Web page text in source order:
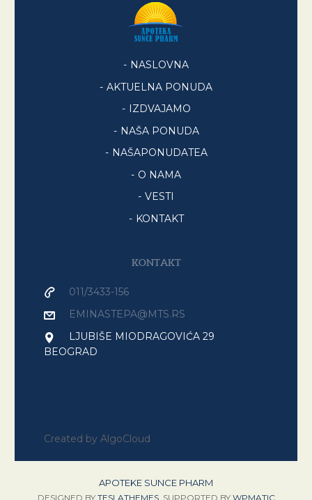
NASLOVNA
AKTUELNA PONUDA
IZDVAJAMO
NAŠA PONUDA
NAŠAPONUDATEA
O NAMA
VESTI
KONTAKT
KONTAKT
011/3433-156
EMINASTEPA@MTS.RS
LJUBIŠE MIODRAGOVIĆA 29
BEOGRAD
Created by AlgoCloud
APOTEKE SUNCE PHARM
DESIGNED BY TESLATHEMES, SUPPORTED BY WPMATIC